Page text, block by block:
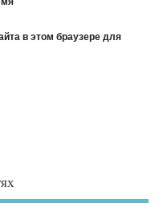
в этом браузере для